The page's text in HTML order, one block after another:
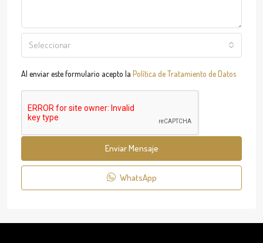
Seleccionar
Al enviar este formulario acepto la Política de Tratamiento de Datos
Enviar Mensaje
WhatsApp